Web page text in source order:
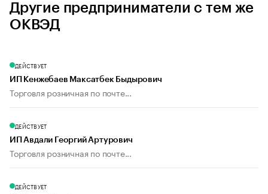
Другие предприниматели с тем же
ОКВЭД
ДЕЙСТВУЕТ
ИП Кенжебаев Максатбек Быдырович
Торговля розничная по почте...
ДЕЙСТВУЕТ
ИП Авдали Георгий Артурович
Торговля розничная по почте...
ДЕЙСТВУЕТ